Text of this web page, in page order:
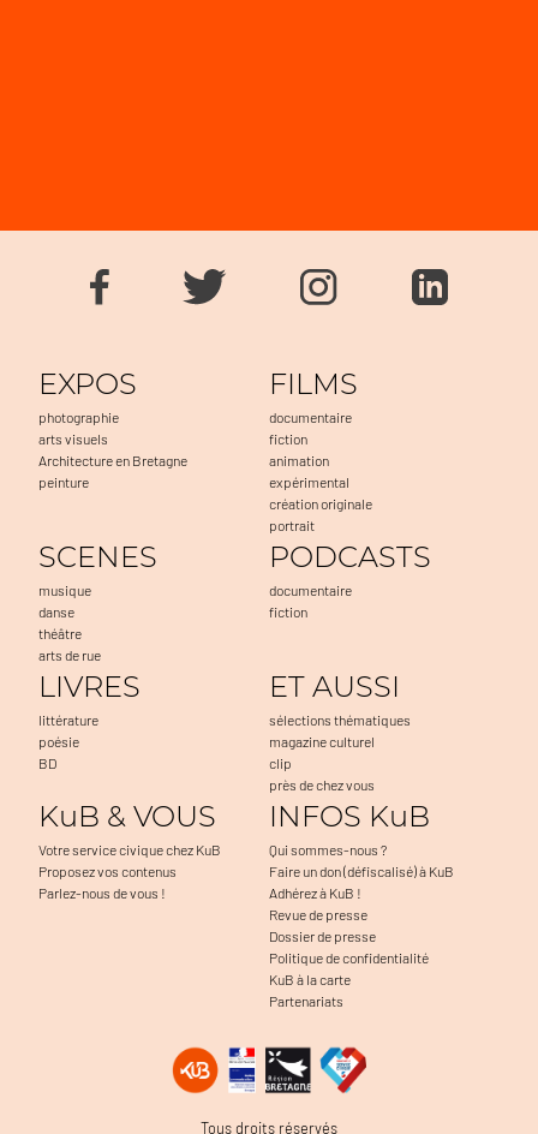
EXPOS
photographie
arts visuels
Architecture en Bretagne
peinture
FILMS
documentaire
fiction
animation
expérimental
création originale
portrait
SCENES
musique
danse
théâtre
arts de rue
PODCASTS
documentaire
fiction
LIVRES
littérature
poésie
BD
ET AUSSI
sélections thématiques
magazine culturel
clip
près de chez vous
KuB & VOUS
Votre service civique chez KuB
Proposez vos contenus
Parlez-nous de vous !
INFOS KuB
Qui sommes-nous ?
Faire un don (défiscalisé) à KuB
Adhérez à KuB !
Revue de presse
Dossier de presse
Politique de confidentialité
KuB à la carte
Partenariats
Tous droits réservés